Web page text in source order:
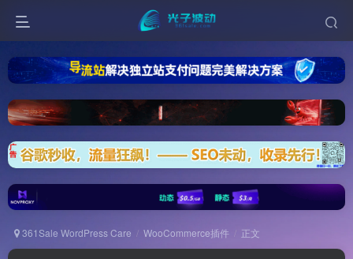
361Sale WordPress Care WooCommerce插件 正文